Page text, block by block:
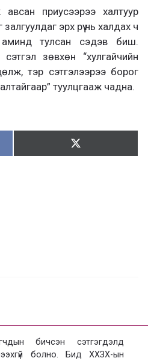
приусээрээ халтуур
эрх рүү нь халдах ч
тулсан сэдэв биш.
зөвхөн “хулгайчийн
тэр сэтгэлээрээ борог
туулцгааж чадна.
Түгээх:
Т
бичсэн сэтгэгдэлд
болно. Бид ХХЗХ-ын